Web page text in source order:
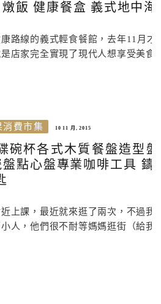
飯 健康餐盒 義式地中
路線的義式輕食餐館，去年11月
店家完全實現了現代人想享受美食
消費市集 10 11 月, 2015
碗杯各式木質餐盤造型
點心盤專業咖啡工具 鑄
上課，最近就來逛了兩次，不過我
人，他們很不耐等媽媽逛街（給我